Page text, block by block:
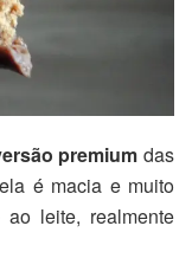
premium das
é macia e muito
leite, realmente